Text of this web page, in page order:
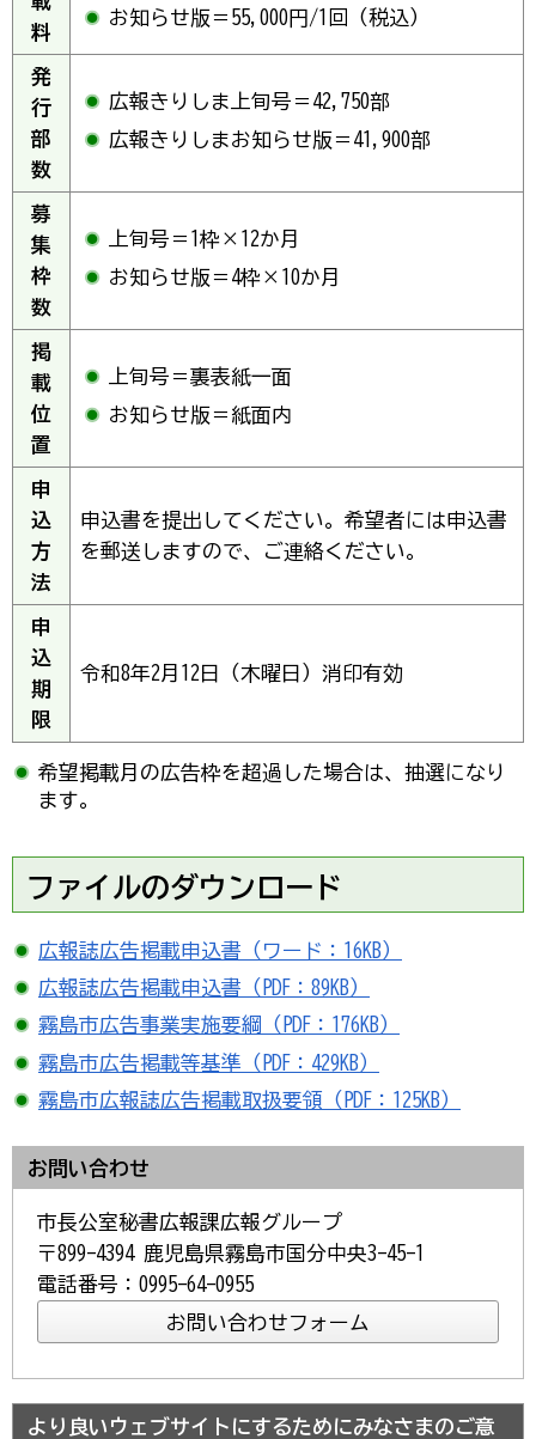
料
お知らせ版＝55,000円/1回（税込）
発
行
部
数
広報きりしま上旬号＝42,750部
広報きりしまお知らせ版＝41,900部
募
集
枠
数
上旬号＝1枠×12か月
お知らせ版＝4枠×10か月
掲
載
位
置
上旬号＝裏表紙一面
お知らせ版＝紙面内
申
込
方
法
申込書を提出してください。希望者には申込書
を郵送しますので、ご連絡ください。
申
込
期
限
令和8年2月12日（木曜日）消印有効
希望掲載月の広告枠を超過した場合は、抽選になり
ます。
ファイルのダウンロード
広報誌広告掲載申込書（ワード：16KB）
広報誌広告掲載申込書（PDF：89KB）
霧島市広告事業実施要綱（PDF：176KB）
霧島市広告掲載等基準（PDF：429KB）
霧島市広報誌広告掲載取扱要領（PDF：125KB）
お問い合わせ
市長公室秘書広報課広報グループ
〒899-4394 鹿児島県霧島市国分中央3-45-1
電話番号：0995-64-0955
より良いウェブサイトにするためにみなさまのご意